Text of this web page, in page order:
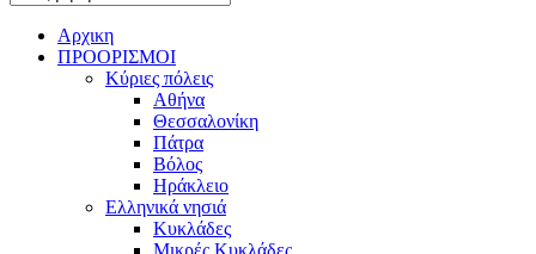
Αρχικη
ΠΡΟΟΡΙΣΜΟΙ
Κύριες πόλεις
Αθήνα
Θεσσαλονίκη
Πάτρα
Βόλος
Ηράκλειο
Ελληνικά νησιά
Κυκλάδες
Μικρές Κυκλάδες